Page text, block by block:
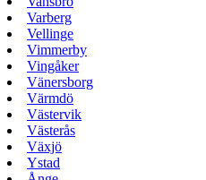
Varberg
Vellinge
Vimmerby
Vingåker
Vänersborg
Värmdö
Västervik
Västerås
Växjö
Ystad